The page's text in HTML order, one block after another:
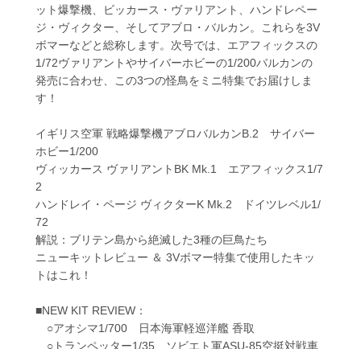
ット爆撃機、ビッカース・ヴァリアント、ハンドレペー
ジ・ヴィクター、そしてアブロ・バルカン。これらを3V
ボマーなどと総称します。次号では、エアフィックスの
1/72ヴァリアントやサイバーホビーの1/200バルカンの
発売に合わせ、この3つの怪鳥をミニ特集でお届けしま
す！
イギリス空軍 戦略爆撃機アブロバルカンB.2 サイバー
ホビー1/200
ヴィッカース ヴァリアントBK Mk.1 エアフィックス1/7
2
ハンドレイ・ページ ヴィクターK Mk.2 ドイツレベル1/
72
解説：ブリテン島から絶滅した3種の巨鳥たち
ニューキットレビュー ＆ 3Vボマー特集で使用したキッ
トはこれ！
■NEW KIT REVIEW：
○アオシマ1/700 日本海軍軽巡洋艦 香取
○トランペッター1/35 ソビエト軍ASU-85空挺対戦車